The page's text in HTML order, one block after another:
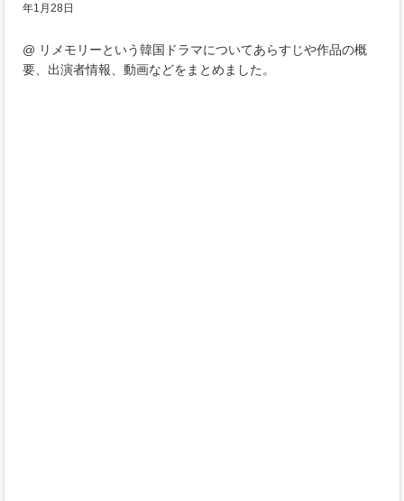
年1月28日
@ リメモリーという韓国ドラマについてあらすじや作品の概
要、出演者情報、動画などをまとめました。